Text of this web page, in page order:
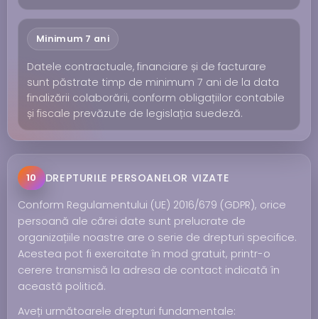
Minimum 7 ani
Datele contractuale, financiare și de facturare
sunt păstrate timp de minimum 7 ani de la data
finalizării colaborării, conform obligațiilor contabile
și fiscale prevăzute de legislația suedeză.
10
DREPTURILE PERSOANELOR VIZATE
Conform Regulamentului (UE) 2016/679 (GDPR), orice
persoană ale cărei date sunt prelucrate de
organizațiile noastre are o serie de drepturi specifice.
Acestea pot fi exercitate în mod gratuit, printr-o
cerere transmisă la adresa de contact indicată în
această politică.
Aveți următoarele drepturi fundamentale: